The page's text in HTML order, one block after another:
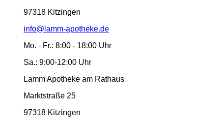
97318 Kitzingen
info@lamm-apotheke.de
Mo. - Fr.: 8:00 - 18:00 Uhr
Sa.: 9:00-12:00 Uhr
Lamm Apotheke am Rathaus
Marktstraße 25
97318 Kitzingen